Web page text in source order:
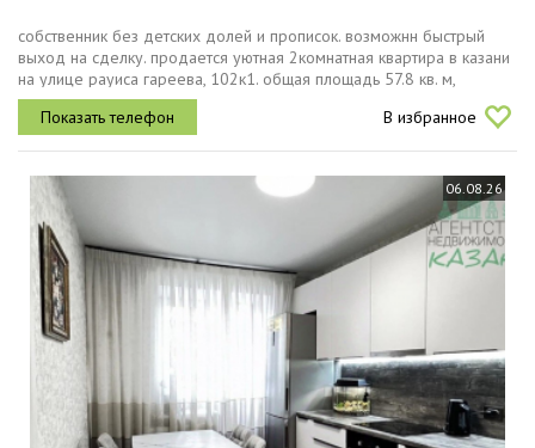
собственник без детских долей и прописок. возможнн быстрый
выход на сделку. продается уютная 2комнатная квартира в казани
на улице рауиса гареева, 102к1. общая площадь 57.8 кв. м,
расположена на 11 этаже 11этажного кирпичного дома,
построенного в...
В избранное
06.08.26